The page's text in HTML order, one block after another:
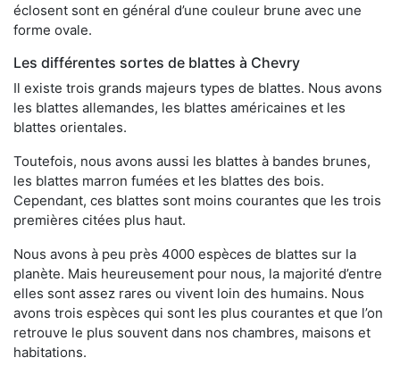
éclosent sont en général d’une couleur brune avec une
forme ovale.
Les différentes sortes de blattes à Chevry
Il existe trois grands majeurs types de blattes. Nous avons
les blattes allemandes, les blattes américaines et les
blattes orientales.
Toutefois, nous avons aussi les blattes à bandes brunes,
les blattes marron fumées et les blattes des bois.
Cependant, ces blattes sont moins courantes que les trois
premières citées plus haut.
Nous avons à peu près 4000 espèces de blattes sur la
planète. Mais heureusement pour nous, la majorité d’entre
elles sont assez rares ou vivent loin des humains. Nous
avons trois espèces qui sont les plus courantes et que l’on
retrouve le plus souvent dans nos chambres, maisons et
habitations.